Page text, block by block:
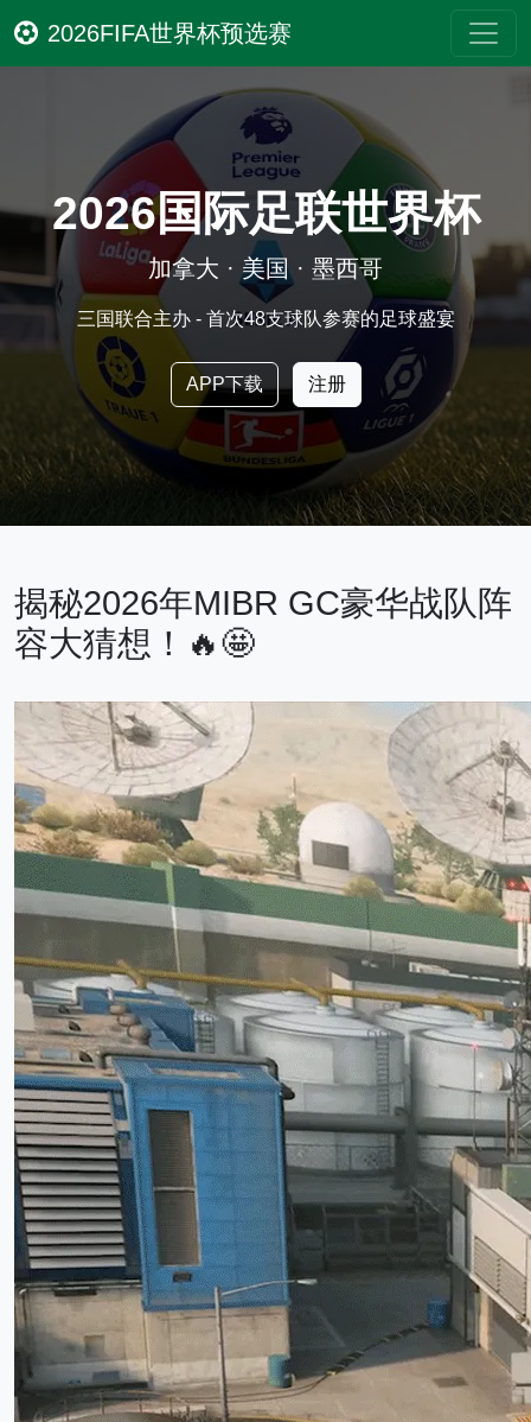
2026FIFA世界杯预选赛
2026国际足联世界杯
加拿大 · 美国 · 墨西哥
三国联合主办 - 首次48支球队参赛的足球盛宴
APP下载 注册
揭秘2026年MIBR GC豪华战队阵
容大猜想！🔥🤩